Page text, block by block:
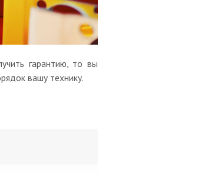
гарантию, то вы
вашу технику.